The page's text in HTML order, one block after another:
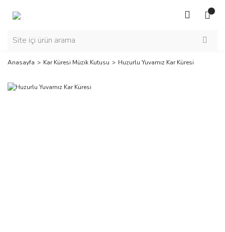
Anasayfa Kar Küresi Müzik Kutusu Huzurlu Yuvamız Kar Küresi